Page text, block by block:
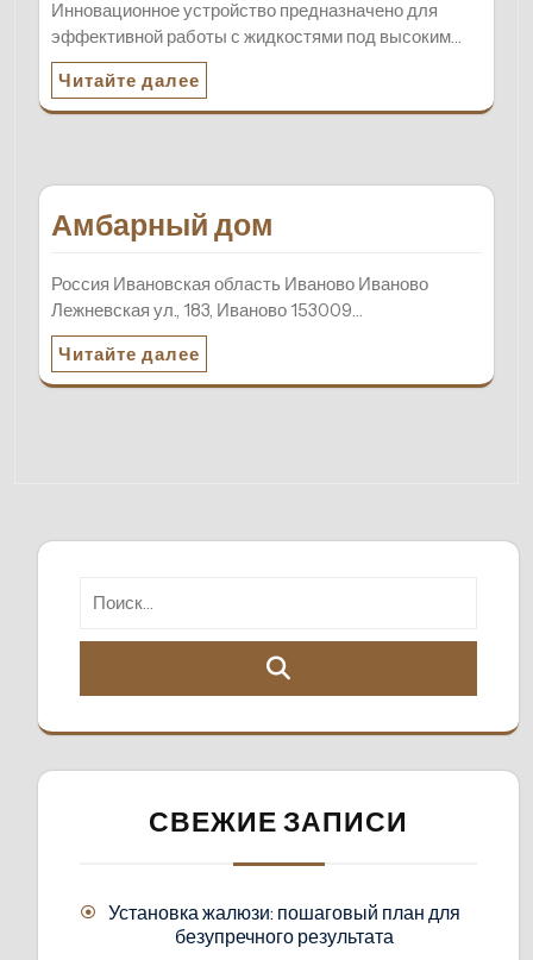
Инновационное устройство предназначено для
эффективной работы с жидкостями под высоким…
Читайте далее
Амбарный дом
Россия Ивановская область Иваново Иваново
Лежневская ул., 183, Иваново 153009…
Читайте далее
СВЕЖИЕ ЗАПИСИ
Установка жалюзи: пошаговый план для
безупречного результата